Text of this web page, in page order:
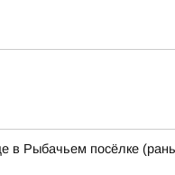
в Рыбачьем посёлке